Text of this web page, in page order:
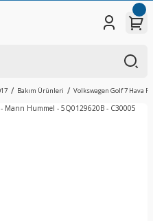
Bakım Ürünleri Volkswagen Golf 7 Hava